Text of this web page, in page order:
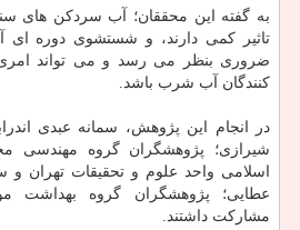
به گفته این محققان؛ آب سردکن های
تاثیر کمی دارند، و شستشوی دوره
ضروری بنظر می رسد و می تواند
کنندگان آب شرب باشد.
در انجام این پژوهش، سمانه عبدی
شیرازی؛ پژوهشگران گروه مهندسی
اسلامی واحد علوم و تحقیقات تهران و
عطایی؛ پژوهشگران گروه بهداشت
مشارکت داشتند.